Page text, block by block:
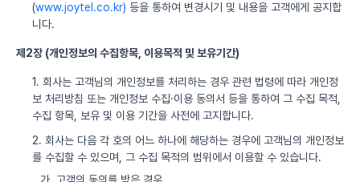
(www.joytel.co.kr) 등을 통하여 변경시기 및 내용을 고객에게 공지합
니다.
제2장 (개인정보의 수집항목, 이용목적 및 보유기간)
1. 회사는 고객님의 개인정보를 처리하는 경우 관련 법령에 따라 개인정
보 처리방침 또는 개인정보 수집·이용 동의서 등을 통하여 그 수집 목적,
수집 항목, 보유 및 이용 기간을 사전에 고지합니다.
2. 회사는 다음 각 호의 어느 하나에 해당하는 경우에 고객님의 개인정보
를 수집할 수 있으며, 그 수집 목적의 범위에서 이용할 수 있습니다.